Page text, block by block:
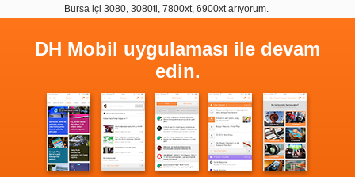
Bursa içi 3080, 3080ti, 7800xt, 6900xt arıyorum.
DH Mobil uygulaması ile devam
edin.